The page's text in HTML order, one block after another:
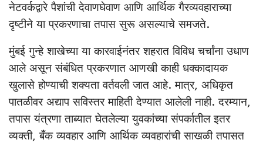
नेटवर्कद्वारे पैशांची देवाणघेवाण आणि आर्थिक गैरव्यवहाराच्या
दृष्टीने या प्रकरणाचा तपास सुरू असल्याचे समजते.
मुंबई गुन्हे शाखेच्या या कारवाईनंतर शहरात विविध चर्चांना उधाण
आले असून संबंधित प्रकरणात आणखी काही धक्कादायक
खुलासे होण्याची शक्यता वर्तवली जात आहे. मात्र, अधिकृत
पातळीवर अद्याप सविस्तर माहिती देण्यात आलेली नाही. दरम्यान,
तपास यंत्रणा ताब्यात घेतलेल्या युवकांच्या संपर्कातील इतर
व्यक्ती, बँक व्यवहार आणि आर्थिक व्यवहारांची साखळी तपासत